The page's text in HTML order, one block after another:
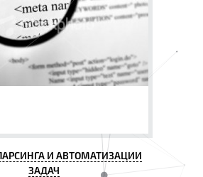
И АВТОМАТИЗАЦИИ
ЗАДАЧ